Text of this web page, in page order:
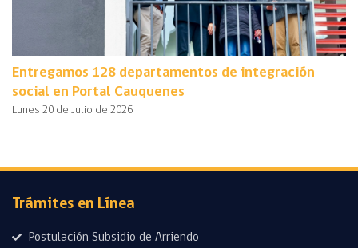
Entregamos 128 departamentos de integración
social en Portal Cauquenes
Lunes 20 de Julio de 2026
Trámites en Línea
Postulación Subsidio de Arriendo